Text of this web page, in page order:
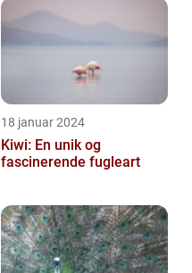
18 januar 2024
Kiwi: En unik og
fascinerende fugleart